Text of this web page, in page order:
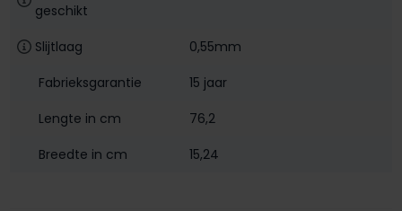
geschikt
Slijtlaag
0,55mm
Fabrieksgarantie
15 jaar
Lengte in cm
76,2
Breedte in cm
15,24